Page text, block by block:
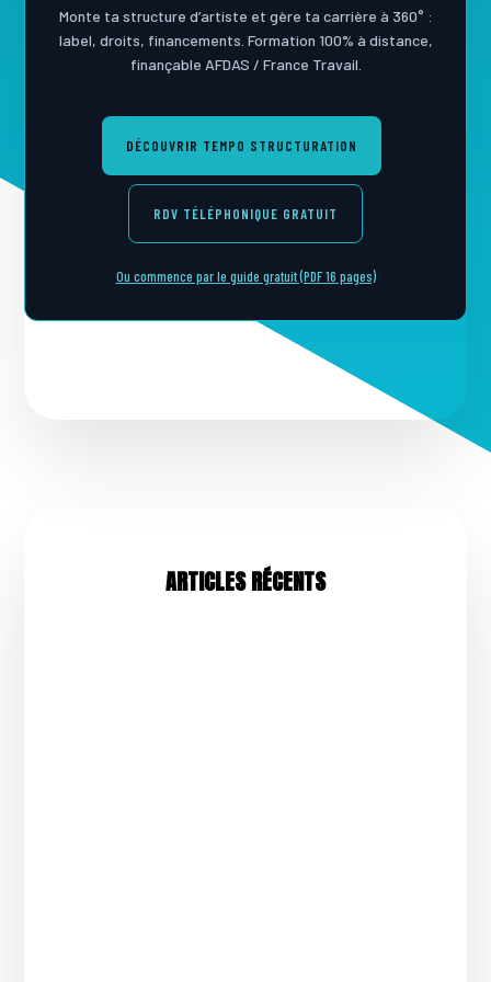
Monte ta structure d’artiste et gère ta carrière à 360° :
label, droits, financements. Formation 100% à distance,
finançable AFDAS / France Travail.
DÉCOUVRIR TEMPO STRUCTURATION
RDV TÉLÉPHONIQUE GRATUIT
Ou commence par le guide gratuit (PDF 16 pages)
ARTICLES RÉCENTS